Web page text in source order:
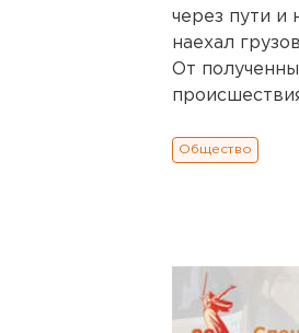
через пути и
наехал
От
Общество